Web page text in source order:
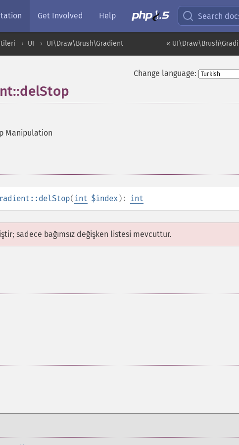
Get Involved Help Search
«
UI UI\Draw\Brush\Gradient
Change language:
Manipulation
( int $index): int
sadece bağımsız değişken listesi mevcuttur.